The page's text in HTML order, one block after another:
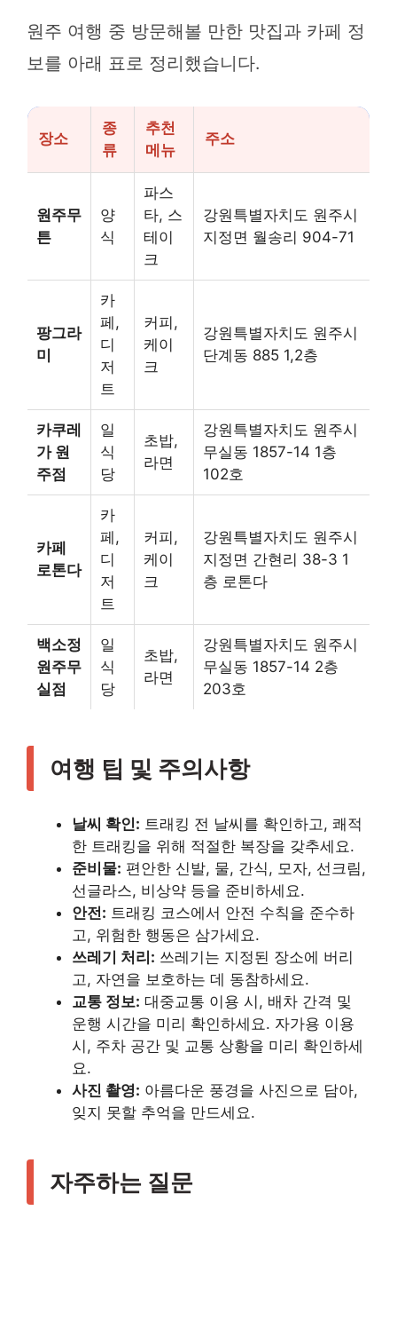
원주 여행 중 방문해볼 만한 맛집과 카페 정
보를 아래 표로 정리했습니다.
장소
종
류
추천
메뉴
주소
원주무
튼
양
식
파스
타, 스
테이
크
강원특별자치도 원주시
지정면 월송리 904-71
팡그라
미
카
페,
디
저
트
커피,
케이
크
강원특별자치도 원주시
단계동 885 1,2층
카쿠레
가 원
주점
일
식
당
초밥,
라면
강원특별자치도 원주시
무실동 1857-14 1층
102호
카페
로톤다
카
페,
디
저
트
커피,
케이
크
강원특별자치도 원주시
지정면 간현리 38-3 1
층 로톤다
백소정
원주무
실점
일
식
당
초밥,
라면
강원특별자치도 원주시
무실동 1857-14 2층
203호
여행 팁 및 주의사항
날씨 확인: 트래킹 전 날씨를 확인하고, 쾌적
한 트래킹을 위해 적절한 복장을 갖추세요.
준비물: 편안한 신발, 물, 간식, 모자, 선크림,
선글라스, 비상약 등을 준비하세요.
안전: 트래킹 코스에서 안전 수칙을 준수하
고, 위험한 행동은 삼가세요.
쓰레기 처리: 쓰레기는 지정된 장소에 버리
고, 자연을 보호하는 데 동참하세요.
교통 정보: 대중교통 이용 시, 배차 간격 및
운행 시간을 미리 확인하세요. 자가용 이용
시, 주차 공간 및 교통 상황을 미리 확인하세
요.
사진 촬영: 아름다운 풍경을 사진으로 담아,
잊지 못할 추억을 만드세요.
자주하는 질문